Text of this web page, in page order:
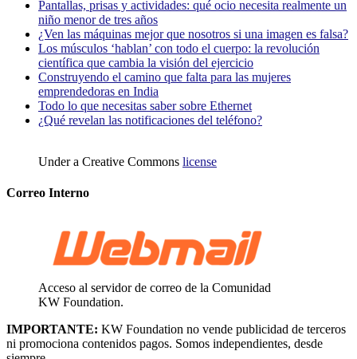
Pantallas, prisas y actividades: qué ocio necesita realmente un
niño menor de tres años
¿Ven las máquinas mejor que nosotros si una imagen es falsa?
Los músculos ‘hablan’ con todo el cuerpo: la revolución
científica que cambia la visión del ejercicio
Construyendo el camino que falta para las mujeres
emprendedoras en India
Todo lo que necesitas saber sobre Ethernet
¿Qué revelan las notificaciones del teléfono?
Under a Creative Commons license
Correo Interno
Acceso al servidor de correo de la Comunidad
KW Foundation.
IMPORTANTE: KW Foundation no vende publicidad de terceros
ni promociona contenidos pagos. Somos independientes, desde